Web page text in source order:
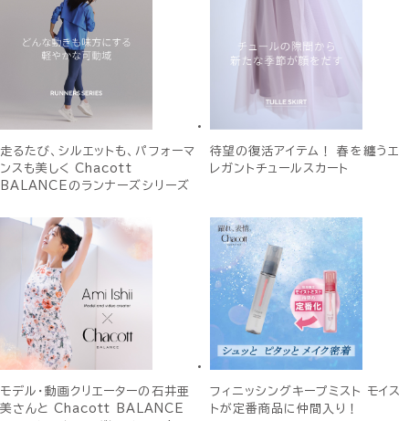
走るたび、シルエットも、パフォーマ
ンスも美しく Chacott
BALANCEのランナーズシリーズ
待望の復活アイテム！ 春を纏うエ
レガントチュールスカート
モデル・動画クリエーターの石井亜
美さんと Chacott BALANCE
フィニッシングキープミスト モイス
トが定番商品に仲間入り！